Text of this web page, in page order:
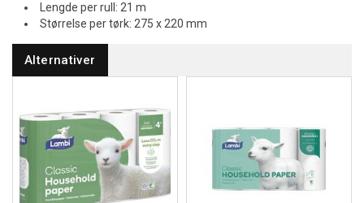
Lengde per rull: 21 m
Størrelse per tørk: 275 x 220 mm
Alternativer